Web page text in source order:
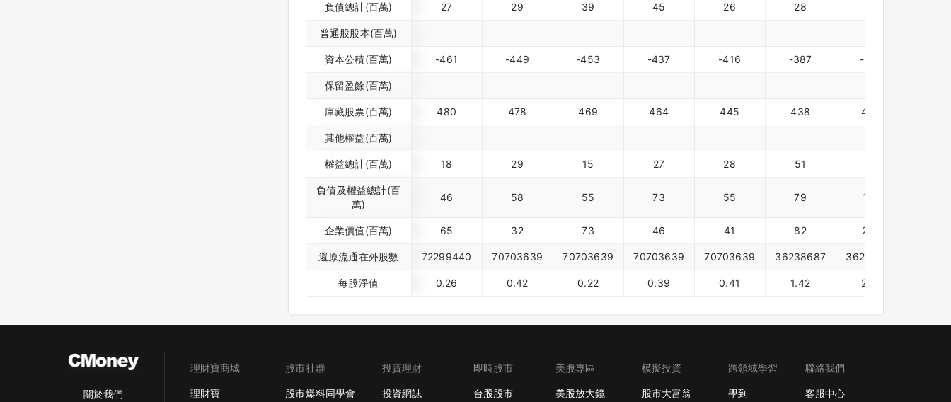
負債總計(百萬) 27 29 39 45 26 28
普通股股本(百萬)
資本公積(百萬) -461 -449 -453 -437 -416 -387 -357
保留盈餘(百萬)
庫藏股票(百萬) 480 478 469 464 445 438 433
其他權益(百萬)
權益總計(百萬) 18 29 15 27 28 51
負債及權益總計(百
萬)
46 58 55 73 55 79 110
企業價值(百萬) 65 32 73 46 41 82 278
還原流通在外股數 72299440 70703639 70703639 70703639 70703639 36238687 36238687
每股淨值 0.26 0.42 0.22 0.39 0.41 1.42 2.10
關於我們
理財寶商城
理財寶
股市社群
股市爆料同學會
投資理財
投資網誌
即時股市
台股股市
美股專區
美股放大鏡
模擬投資
股市大富翁
跨領域學習
學到
聯絡我們
客服中心